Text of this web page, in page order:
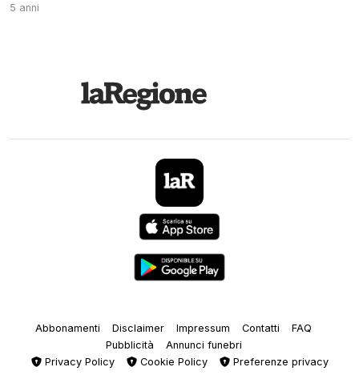
5 anni
Abbonamenti Disclaimer Impressum Contatti
FAQ
Pubblicità
Annunci funebri
Privacy Policy
Cookie Policy Preferenze privacy